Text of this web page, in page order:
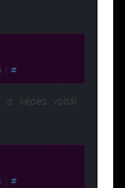
#
képes voltál
#